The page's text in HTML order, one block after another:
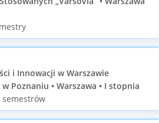
i Innowacji w Warszawie
Poznaniu • Warszawa • I stopnia